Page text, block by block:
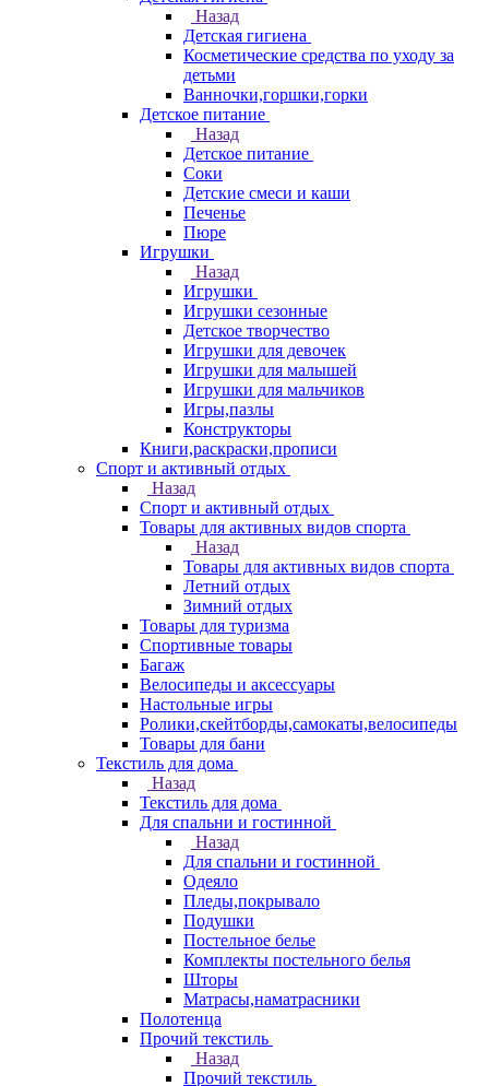
Назад
Детская гигиена
Косметические средства по уходу за
детьми
Ванночки,горшки,горки
Детское питание
Назад
Детское питание
Соки
Детские смеси и каши
Печенье
Пюре
Игрушки
Назад
Игрушки
Игрушки сезонные
Детское творчество
Игрушки для девочек
Игрушки для малышей
Игрушки для мальчиков
Игры,пазлы
Конструкторы
Книги,раскраски,прописи
Спорт и активный отдых
Назад
Спорт и активный отдых
Товары для активных видов спорта
Назад
Товары для активных видов спорта
Летний отдых
Зимний отдых
Товары для туризма
Спортивные товары
Багаж
Велосипеды и аксессуары
Настольные игры
Ролики,скейтборды,самокаты,велосипеды
Товары для бани
Текстиль для дома
Назад
Текстиль для дома
Для спальни и гостинной
Назад
Для спальни и гостинной
Одеяло
Пледы,покрывало
Подушки
Постельное белье
Комплекты постельного белья
Шторы
Матрасы,наматрасники
Полотенца
Прочий текстиль
Назад
Прочий текстиль